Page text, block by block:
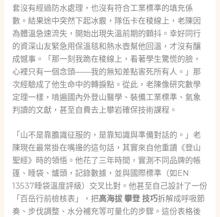
套沒有經過防水處理，也沒有符合工業標準的填充係
數。結果途中突然下起冰霰，隊伍卡在稜線上，老陳因
為體溫急速流失，開始出現失溫前期的顫抖。幸好同行
的資深山友緊急用保溫毯和熱水壺幫他回溫，才沒有釀
成憾事。「那一刻我跪在稜線上，看著學生驚慌的臉，
心裡只有一個念頭——我的無知差點害死所有人。」那
次經驗成了他生命中的轉捩點。從此，老陳像研究數學
定理一樣，啃遍國內外登山醫學、裝備工業標準、氣象
判讀的文獻，甚至自費去上攀岩確保技術課程。
「山不是靠膽識征服的，是靠知識與準備對話的。」老
陳現在最常掛在嘴邊的這句話，其實來自他重讀《登山
聖經》時的領悟。他花了三年時間，實測不同品牌的帳
篷、睡袋、爐頭，記錄數據，並與國際標準（如EN
13537睡袋溫度評級）交叉比對。他甚至自己設計了一份
「百岳行前檢核表」，把高海拔 攀登 技巧拆解成呼吸節
奏、步伐調整、水分補充等可量化的步驟。這份表格後